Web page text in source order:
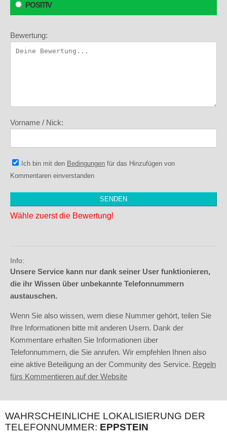
POSITIV
Bewertung:
Vorname / Nick:
Ich bin mit den Bedingungen für das Hinzufügen von
Kommentaren einverstanden
Wähle zuerst die Bewertung!
Info:
Unsere Service kann nur dank seiner User funktionieren,
die ihr Wissen über unbekannte Telefonnummern
austauschen.
Wenn Sie also wissen, wem diese Nummer gehört, teilen Sie
Ihre Informationen bitte mit anderen Usern. Dank der
Kommentare erhalten Sie Informationen über
Telefonnummern, die Sie anrufen. Wir empfehlen Ihnen also
eine aktive Beteiligung an der Community des Service. Regeln
fürs Kommentieren auf der Website
WAHRSCHEINLICHE LOKALISIERUNG DER
TELEFONNUMMER: EPPSTEIN